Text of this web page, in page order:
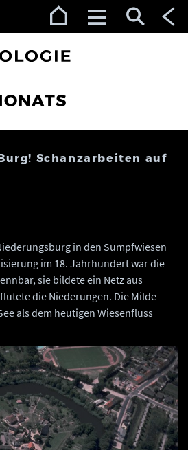
Schanzarbeiten auf
in den Sumpfwiesen
im 18. Jahrhundert war die
sie bildete ein Netz aus
die Niederungen. Die Milde
als dem heutigen Wiesenfluss